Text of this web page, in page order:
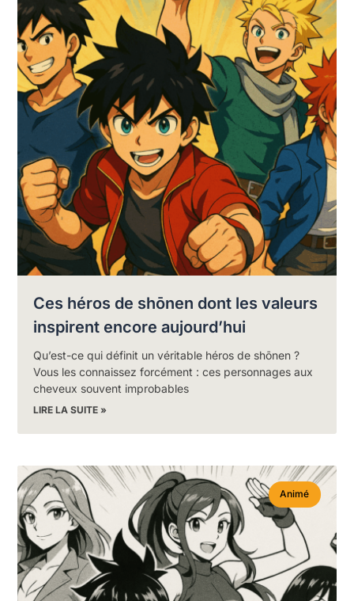
Ces héros de shōnen dont les valeurs
inspirent encore aujourd’hui
Qu’est-ce qui définit un véritable héros de shōnen ?
Vous les connaissez forcément : ces personnages aux
cheveux souvent improbables
LIRE LA SUITE »
Animé